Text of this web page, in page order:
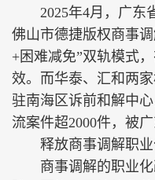
2025年4月，广东
佛山市德捷版权商事
+困难减免”双轨模式
效。而华泰、汇和两
驻南海区诉前和解中
流案件超2000件，被
释放商事调解职业
商事调解的职业化